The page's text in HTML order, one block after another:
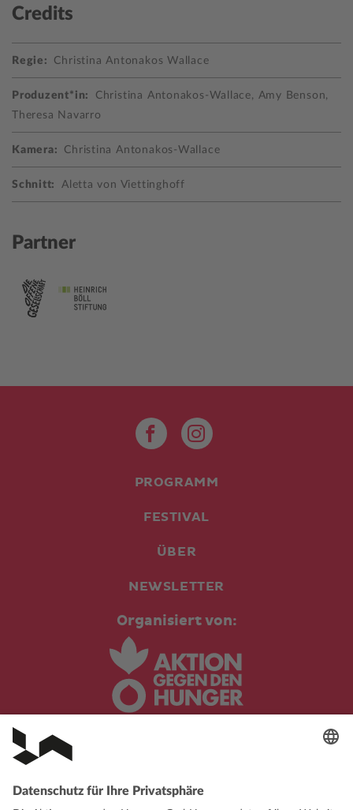
Credits
Regie: Christina Antonakos Wallace
Produzent*in:
Christina Antonakos-Wallace, Amy Benson,
Theresa Navarro
Kamera: Christina Antonakos-Wallace
Schnitt: Aletta von Viettinghoff
Partner
PROGRAMM
FESTIVAL
ÜBER
NEWSLETTER
Organisiert von: